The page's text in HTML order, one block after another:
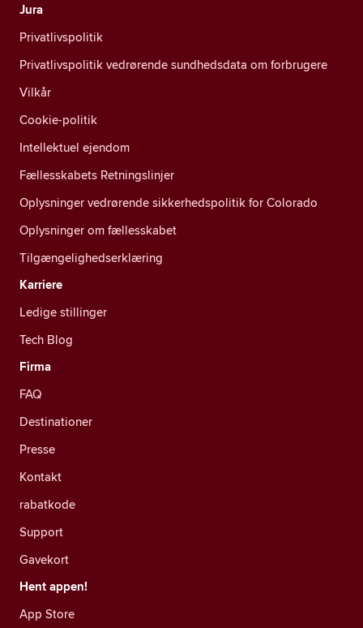
Jura
Privatlivspolitik
Privatlivspolitik vedrørende sundhedsdata om forbrugere
Vilkår
Cookie-politik
Intellektuel ejendom
Fællesskabets Retningslinjer
Oplysninger vedrørende sikkerhedspolitik for Colorado
Oplysninger om fællesskabet
Tilgængelighedserklæring
Karriere
Ledige stillinger
Tech Blog
Firma
FAQ
Destinationer
Presse
Kontakt
rabatkode
Support
Gavekort
Hent appen!
App Store